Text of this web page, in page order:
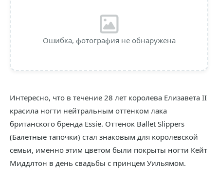
Ошибка, фотография не обнаружена
Интересно, что в течение 28 лет королева Елизавета II
красила ногти нейтральным оттенком лака
британского бренда Essie. Оттенок Ballet Slippers
(Балетные тапочки) стал знаковым для королевской
семьи, именно этим цветом были покрыты ногти Кейт
Миддлтон в день свадьбы с принцем Уильямом.